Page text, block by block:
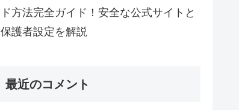
ド方法完全ガイド！安全な公式サイトと
保護者設定を解説
最近のコメント